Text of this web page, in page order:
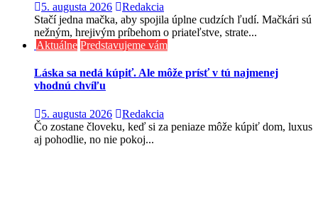
5. augusta 2026
Redakcia
Stačí jedna mačka, aby spojila úplne cudzích ľudí. Mačkári sú
nežným, hrejivým príbehom o priateľstve, strate...
Aktuálne Predstavujeme vám
Láska sa nedá kúpiť. Ale môže prísť v tú najmenej
vhodnú chvíľu
5. augusta 2026
Redakcia
Čo zostane človeku, keď si za peniaze môže kúpiť dom, luxus
aj pohodlie, no nie pokoj...